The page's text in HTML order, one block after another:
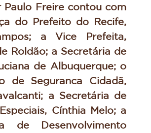
Paulo Freire contou com
do Prefeito do Recife,
a Vice Prefeita,
Roldão; a Secretária de
de Albuquerque; o
de Seguranca Cidadã,
a Secretária de
Cínthia Melo; a
de Desenvolvimento